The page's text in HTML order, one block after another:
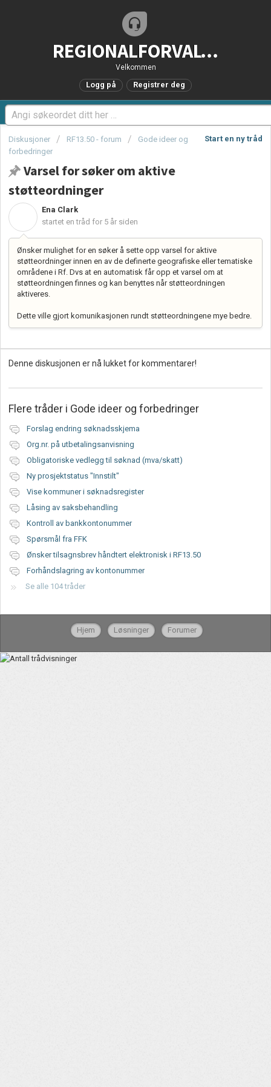
REGIONALFORVALTNING.no - Brukerstøtteportal
Velkommen
Logg på Registrer deg
Start en ny tråd
Diskusjoner RF13.50 - forum
Gode ideer og
forbedringer
Varsel for søker om aktive
støtteordninger
Ena Clark
startet en tråd for 5 år siden
Ønsker mulighet for en søker å sette opp varsel for aktive
støtteordninger innen en av de definerte geografiske eller tematiske
områdene i Rf. Dvs at en automatisk får opp et varsel om at
støtteordningen finnes og kan benyttes når støtteordningen
aktiveres.
Dette ville gjort komunikasjonen rundt støtteordningene mye bedre.
Denne diskusjonen er nå lukket for kommentarer!
Flere tråder i Gode ideer og forbedringer
Forslag endring søknadsskjema
Org.nr. på utbetalingsanvisning
Obligatoriske vedlegg til søknad (mva/skatt)
Ny prosjektstatus "Innstilt"
Vise kommuner i søknadsregister
Låsing av saksbehandling
Kontroll av bankkontonummer
Spørsmål fra FFK
Ønsker tilsagnsbrev håndtert elektronisk i RF13.50
Forhåndslagring av kontonummer
Se alle 104 tråder
Hjem Løsninger Forumer